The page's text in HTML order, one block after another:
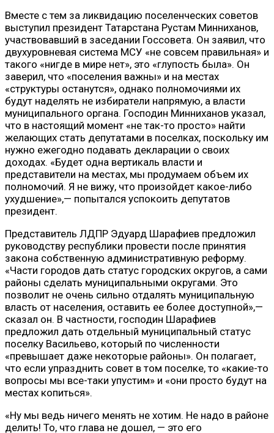
Вместе с тем за ликвидацию поселенческих советов
выступил президент Татарстана Рустам Минниханов,
участвовавший в заседании Госсовета. Он заявил, что
двухуровневая система МСУ «не совсем правильная» и
такого «нигде в мире нет», это «глупость была». Он
заверил, что «поселения важны» и на местах
«структуры останутся», однако полномочиями их
будут наделять не избиратели напрямую, а власти
муниципального органа. Господин Минниханов указал,
что в настоящий момент «не так-то просто» найти
желающих стать депутатами в поселках, поскольку им
нужно ежегодно подавать декларации о своих
доходах. «Будет одна вертикаль власти и
представители на местах, мы продумаем объем их
полномочий. Я не вижу, что произойдет какое-либо
ухудшение»,— попытался успокоить депутатов
президент.
Представитель ЛДПР Эдуард Шарафиев предложил
руководству республики провести после принятия
закона собственную административную реформу.
«Части городов дать статус городских округов, а сами
районы сделать муниципальными округами. Это
позволит не очень сильно отдалять муниципальную
власть от населения, оставить ее более доступной»,—
сказал он. В частности, господин Шарафиев
предложил дать отдельный муниципальный статус
поселку Васильево, который по численности
«превышает даже некоторые районы». Он полагает,
что если упразднить совет в том поселке, то «какие-то
вопросы мы все-таки упустим» и «они просто будут на
местах копиться».
«Ну мы ведь ничего менять не хотим. Не надо в районе
делить! То, что глава не дошел, — это его